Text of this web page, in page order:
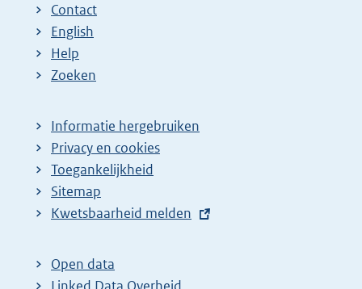
Contact
English
Help
Zoeken
Informatie hergebruiken
Privacy en cookies
Toegankelijkheid
Sitemap
E
t
e
Kwetsbaarheid melden
Open data